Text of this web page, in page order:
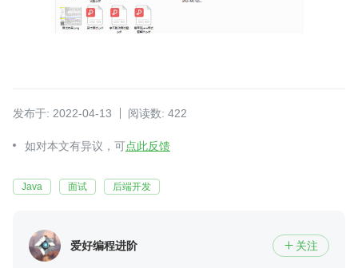
发布于: 2022-04-13 阅读数: 422
如对本文有异议，可点此反馈
Java 面试 后端开发
爱好编程进阶  关注